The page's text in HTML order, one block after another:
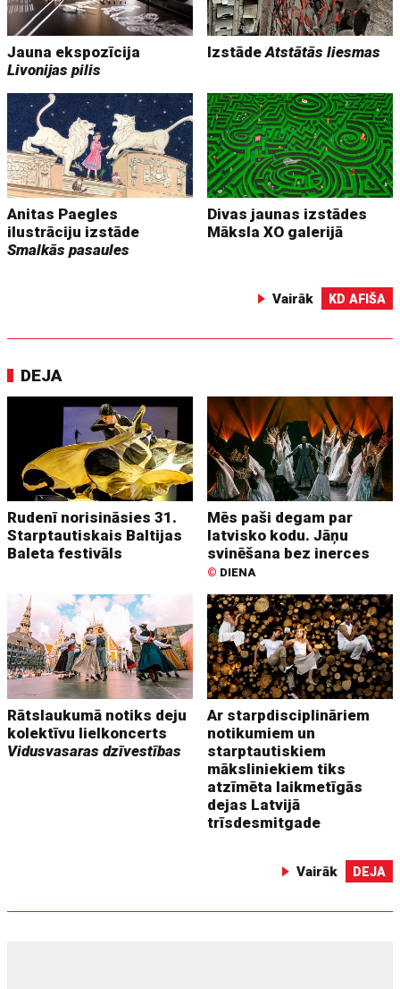
Jauna ekspozīcija
Livonijas pilis
IzstādeAtstātās liesmas
Anitas Paegles
ilustrāciju izstāde
Smalkās pasaules
Divas jaunas izstādes
Māksla XO galerijā
Vairāk KD AFIŠA
DEJA
Rudenī norisināsies 31.
Starptautiskais Baltijas
Baleta festivāls
Mēs paši degam par
latvisko kodu. Jāņu
svinēšana bez inerces
© DIENA
Rātslaukumā notiks deju
kolektīvu lielkoncerts
Vidusvasaras dzīvestības
Ar starpdisciplināriem
notikumiem un
starptautiskiem
māksliniekiem tiks
atzīmēta laikmetīgās
dejas Latvijā
trīsdesmitgade
Vairāk DEJA